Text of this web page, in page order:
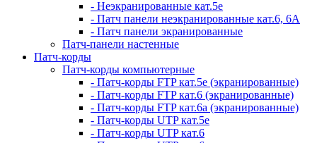
- Неэкранированные кат.5е
- Патч панели неэкранированные кат.6, 6А
- Патч панели экранированные
Патч-панели настенные
Патч-корды
Патч-корды компьютерные
- Патч-корды FTP кат.5е (экранированные)
- Патч-корды FTP кат.6 (экранированные)
- Патч-корды FTP кат.6а (экранированные)
- Патч-корды UTP кат.5е
- Патч-корды UTP кат.6